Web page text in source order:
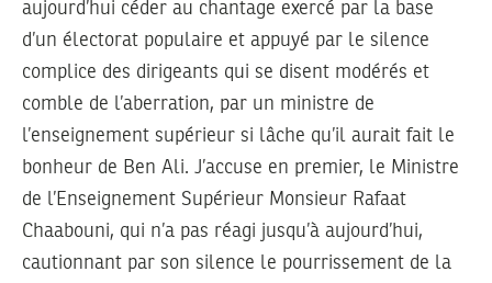
aujourd’hui céder au chantage exercé par la base
d’un électorat populaire et appuyé par le silence
complice des dirigeants qui se disent modérés et
comble de l’aberration, par un ministre de
l’enseignement supérieur si lâche qu’il aurait fait le
bonheur de Ben Ali. J’accuse en premier, le Ministre
de l’Enseignement Supérieur Monsieur Rafaat
Chaabouni, qui n’a pas réagi jusqu’à aujourd’hui,
cautionnant par son silence le pourrissement de la